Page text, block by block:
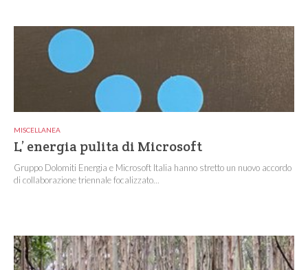
MISCELLANEA
L’ energia pulita di Microsoft
Gruppo Dolomiti Energia e Microsoft Italia hanno stretto un nuovo accordo
di collaborazione triennale focalizzato...